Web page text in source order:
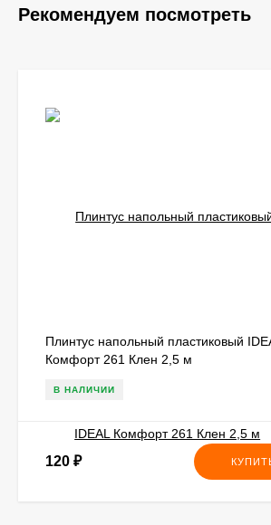
Рекомендуем посмотреть
Плинтус напольный пластиковый
Комфорт 261 Клен 2,5 м
В НАЛИЧИИ
120 ₽